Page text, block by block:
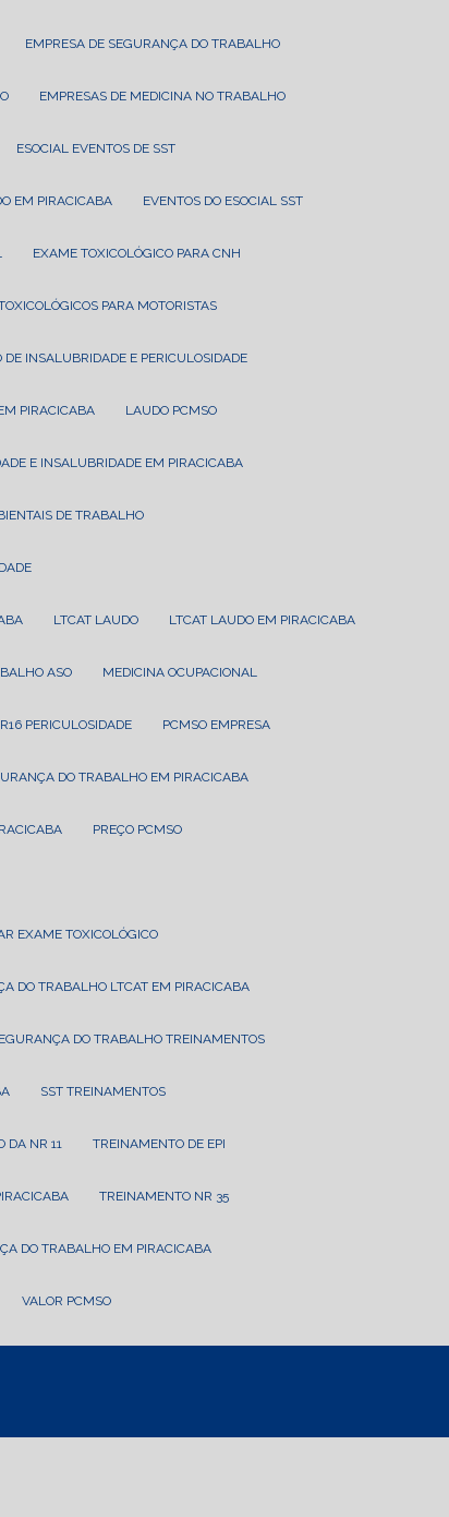
EMPRESA DE SEGURANÇA DO TRABALHO
EMPRESAS DE MEDICINA NO TRABALHO
ESOCIAL EVENTOS DE SST
EM PIRACICABA EVENTOS DO ESOCIAL SST
EXAME TOXICOLÓGICO PARA CNH
PARA MOTORISTAS
DE INSALUBRIDADE E PERICULOSIDADE
PIRACICABA LAUDO PCMSO
E INSALUBRIDADE EM PIRACICABA
DE TRABALHO
LTCAT LAUDO LTCAT LAUDO EM PIRACICABA
ASO MEDICINA OCUPACIONAL
NR16 PERICULOSIDADE PCMSO EMPRESA
DO TRABALHO EM PIRACICABA
PREÇO PCMSO
EXAME TOXICOLÓGICO
DO TRABALHO LTCAT EM PIRACICABA
SEGURANÇA DO TRABALHO TREINAMENTOS
SST TREINAMENTOS
DA NR 11 TREINAMENTO DE EPI
TREINAMENTO NR 35
DO TRABALHO EM PIRACICABA
VALOR PCMSO